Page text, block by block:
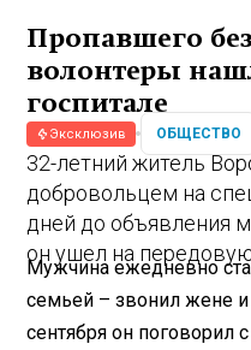
Пропавшего
волонтеры
госпитале
Эксклюзив ОБЩЕСТВО
32-летний житель
добровольцем на
дней до объявления
он ушел на
Мужчина ежедневно
семьей – звонил жене
сентября он поговорил